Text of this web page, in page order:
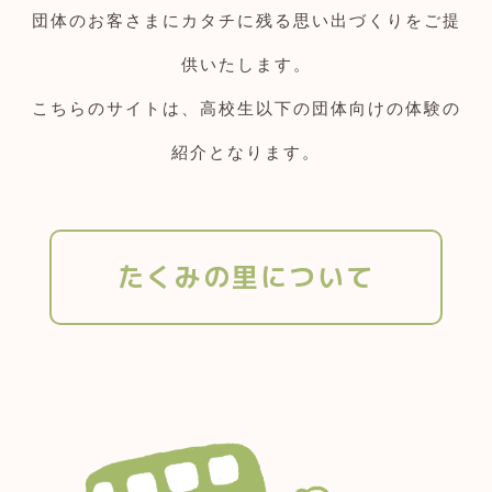
団体のお客さまにカタチに残る思い出づくりをご提
供いたします。
こちらのサイトは、高校生以下の団体向けの体験の
紹介となります。
たくみの里について